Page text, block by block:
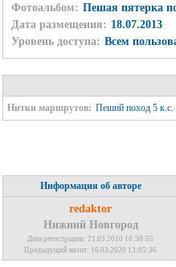
Фотоальбом: Пешая пятерка
Дата размещения: 18.07.2013
Уровень доступа: Всем
Нитки маршрутов: Пеший поход 5 к.с.
Информация об авторе
redaktor
Нижний Новгород
Дата регистрации: 21.03.2010 18:38:55
Предыдущий визит: 16.03.2020 13:05:36